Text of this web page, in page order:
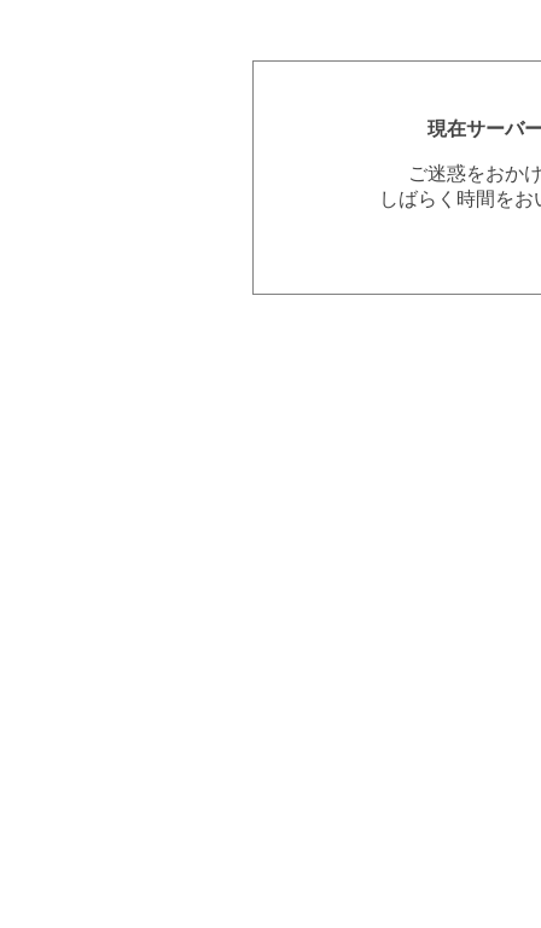
現在サーバ
ご迷惑をおか
しばらく時間を